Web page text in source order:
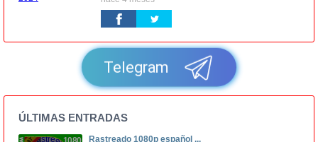
Telegram
ÚLTIMAS ENTRADAS
Rastreado 1080p español ...